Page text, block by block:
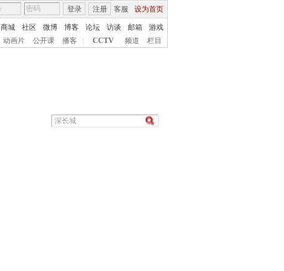
客服 设为首页
登录 注册
商城 社区 微博 博客 论坛 访谈 邮箱
游戏
动画片 公开课 播客 CCTV 频道 栏目